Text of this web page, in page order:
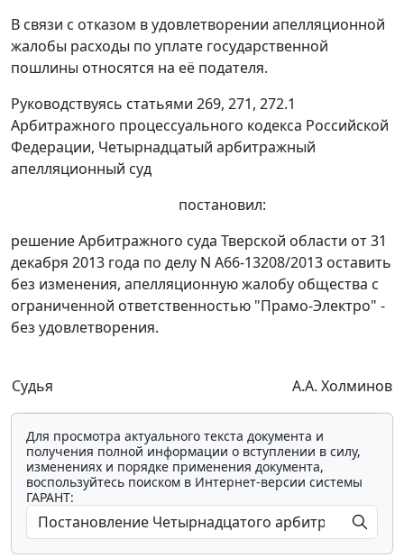
В связи с отказом в удовлетворении апелляционной
жалобы расходы по уплате государственной
пошлины относятся на её подателя.
Руководствуясь статьями 269, 271, 272.1
Арбитражного процессуального кодекса Российской
Федерации, Четырнадцатый арбитражный
апелляционный суд
постановил:
решениеАрбитражного суда Тверской области от 31
декабря 2013 года по делу N А66-13208/2013 оставить
без изменения, апелляционную жалобу общества с
ограниченной ответственностью "Прамо-Электро" -
без удовлетворения.
Судья А.А. Холминов
Для просмотра актуального текста документа и
получения полной информации о вступлении в силу,
изменениях и порядке применения документа,
воспользуйтесь поиском в Интернет-версии системы
ГАРАНТ: